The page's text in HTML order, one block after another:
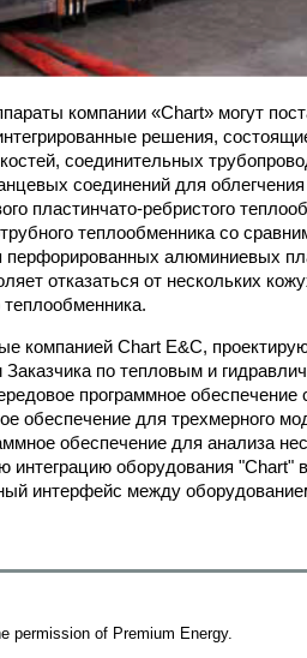
компании «Chart» могут
решения,
соединительных
соединений для
пластинчато-ребристого
теплообменника со
перфорированных алюминиевых
отказаться от нескольких
теплообменника.
компанией Chart E&C,
по тепловым и
программное обеспечение
обеспечение для трехмерного
обеспечение для анализа
оборудования "Chart"
интерфейс между
permission of Premium Energy.